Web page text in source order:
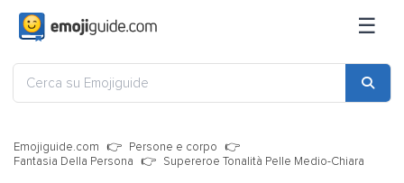
☰
Emojiguide.com
Persone e corpo
Fantasia Della Persona
Supereroe Tonalità Pelle Medio-Chiara